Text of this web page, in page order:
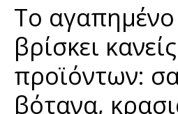
Το
βρίσκει
προϊόντων:
βότανα,